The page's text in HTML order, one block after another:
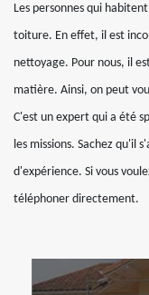
Les personnes qui
toiture. En effet, il est
nettoyage. Pour nous, il
matière. Ainsi, on peut
C'est un expert qui a été
les missions. Sachez qu'il
d'expérience. Si vous
téléphoner directement.